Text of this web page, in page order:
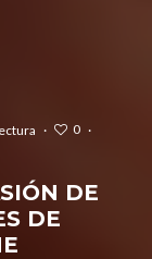
· 0 ·
DE
DE